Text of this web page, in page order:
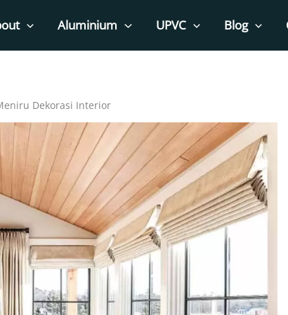
Aluminium UPVC Blog
Dekorasi Interior